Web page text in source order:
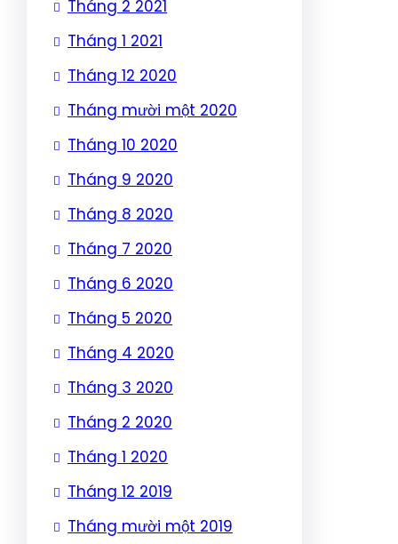
Tháng 2 2021
Tháng 1 2021
Tháng 12 2020
Tháng mười một 2020
Tháng 10 2020
Tháng 9 2020
Tháng 8 2020
Tháng 7 2020
Tháng 6 2020
Tháng 5 2020
Tháng 4 2020
Tháng 3 2020
Tháng 2 2020
Tháng 1 2020
Tháng 12 2019
Tháng mười một 2019